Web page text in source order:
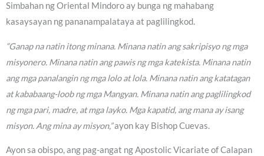
Simbahan ng Oriental Mindoro ay bunga ng mahabang
kasaysayan ng pananampalataya at paglilingkod.
“Ganap na natin itong minana. Minana natin ang sakripisyo ng mga
misyonero. Minana natin ang pawis ng mga katekista. Minana natin
ang mga panalangin ng mga lolo at lola. Minana natin ang katatagan
at kababaang-loob ng mga Mangyan. Minana natin ang paglilingkod
ng mga pari, madre, at mga layko. Mga kapatid, ang mana ay isang
misyon. Ang mina ay misyon,”ayon kay Bishop Cuevas.
Ayon sa obispo, ang pag-angat ng Apostolic Vicariate of Calapan